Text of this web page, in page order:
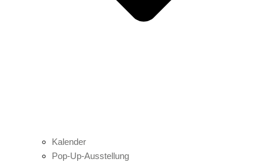
Kalender
Pop-Up-Ausstellung